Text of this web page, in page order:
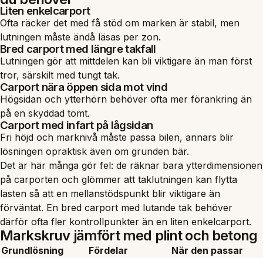
Liten enkelcarport
Ofta räcker det med få stöd om marken är stabil, men
lutningen måste ändå läsas per zon.
Bred carport med längre takfall
Lutningen gör att mittdelen kan bli viktigare än man först
tror, särskilt med tungt tak.
Carport nära öppen sida mot vind
Högsidan och ytterhörn behöver ofta mer förankring än
på en skyddad tomt.
Carport med infart på lågsidan
Fri höjd och marknivå måste passa bilen, annars blir
lösningen opraktisk även om grunden bär.
Det är här många gör fel: de räknar bara ytterdimensionen
på carporten och glömmer att taklutningen kan flytta
lasten så att en mellanstödspunkt blir viktigare än
förväntat. En bred carport med lutande tak behöver
därför ofta fler kontrollpunkter än en liten enkelcarport.
Markskruv jämfört med plint och betong
Grundlösning Fördelar När den passar